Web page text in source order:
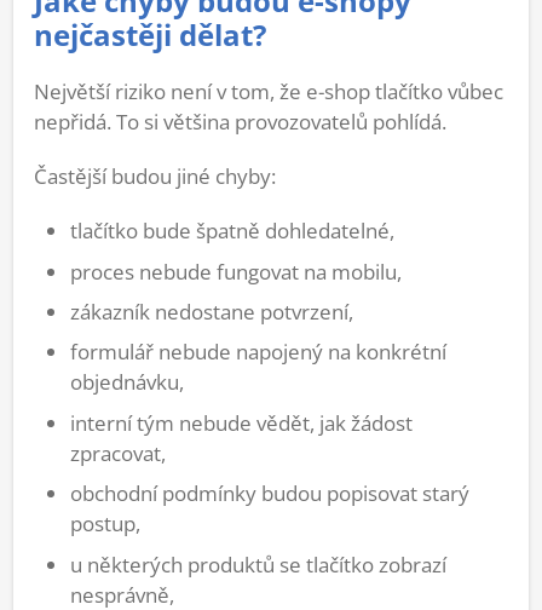
nejčastěji dělat?
Největší riziko není v tom, že e-shop tlačítko vůbec
nepřidá. To si většina provozovatelů pohlídá.
Častější budou jiné chyby:
tlačítko bude špatně dohledatelné,
proces nebude fungovat na mobilu,
zákazník nedostane potvrzení,
formulář nebude napojený na konkrétní
objednávku,
interní tým nebude vědět, jak žádost
zpracovat,
obchodní podmínky budou popisovat starý
postup,
u některých produktů se tlačítko zobrazí
nesprávně,